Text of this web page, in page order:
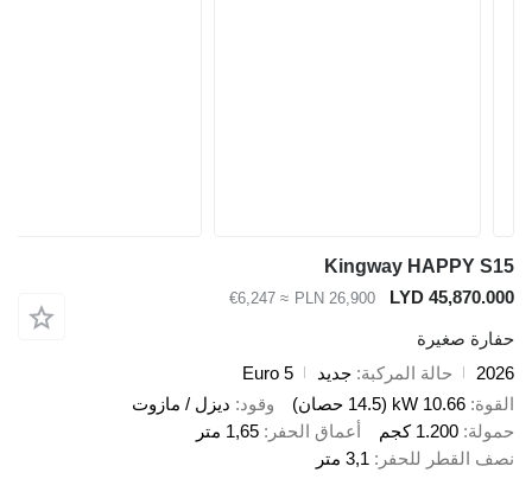
Kingway
LYD
PLN 26,900
≈ €6,247
حالة المركبة جديد
Euro 5
10.66 kW (14.5 حصان)
وقود ديزل / مازوت
1.200 كجم
أعماق الحفر 1,65 متر
للحفر 3,1 متر